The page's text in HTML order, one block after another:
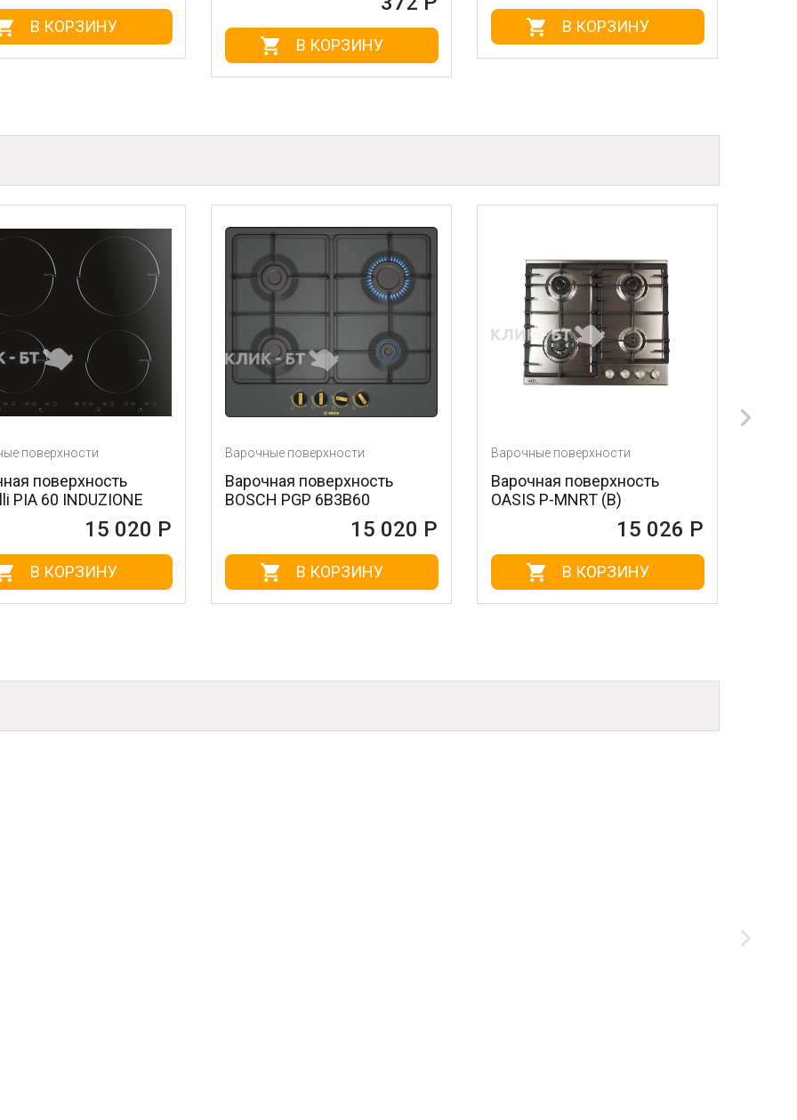
В КОРЗИНУ
В КОРЗИНУ
Варочные поверхности
Варочная поверхность
BOSCH PGP 6B3B60
В КОРЗИНУ
Варочные поверхности
Варочная поверхность
OASIS P-MNRT (B)
В КОРЗИНУ
Варочная